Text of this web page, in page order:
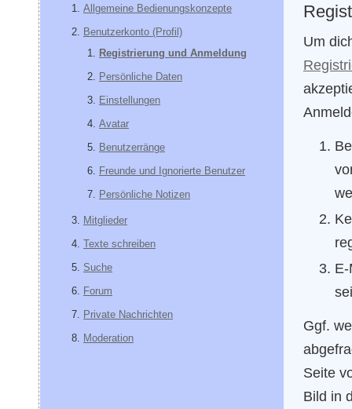
Allgemeine Bedienungskonzepte
Benutzerkonto (Profil)
Registrierung und Anmeldung
Persönliche Daten
Einstellungen
Avatar
Benutzerränge
Freunde und Ignorierte Benutzer
Persönliche Notizen
Mitglieder
Texte schreiben
Suche
Forum
Private Nachrichten
Moderation
Um
Ggf.
Seite
Bild in